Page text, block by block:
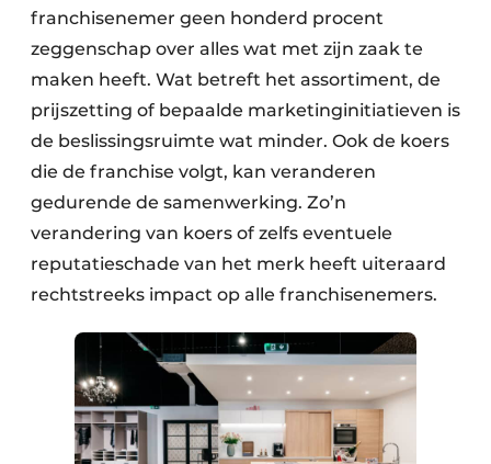
franchisenemer geen honderd procent
zeggenschap over alles wat met zijn zaak te
maken heeft. Wat betreft het assortiment, de
prijszetting of bepaalde marketinginitiatieven is
de beslissingsruimte wat minder. Ook de koers
die de franchise volgt, kan veranderen
gedurende de samenwerking. Zo’n
verandering van koers of zelfs eventuele
reputatieschade van het merk heeft uiteraard
rechtstreeks impact op alle franchisenemers.